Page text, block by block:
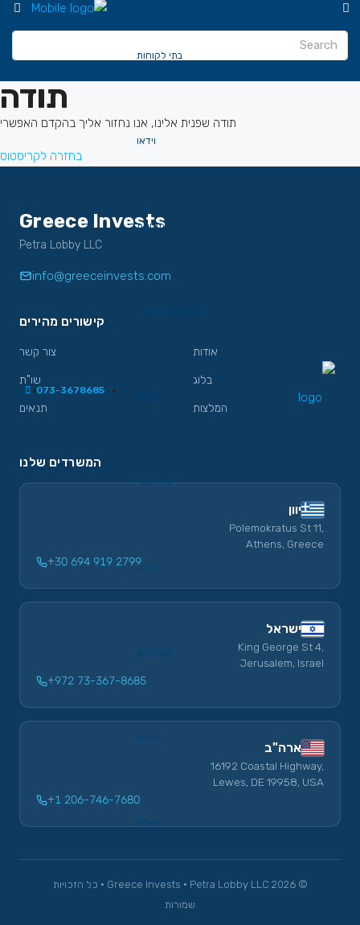
בתי לקוחות
וידאו
תמונות
צור קשר
בלוג
ממליצים
אודות
שו”ת
073-3678685
תודה
תודה שפנית אלינו, אנו נחזור אליך בהקדם האפשרי
בחזרה לקריסטוס
Greece Invests
Petra Lobby LLC
info@greeceinvests.com
קישורים מהירים
אודות
בלוג
המלצות
צור קשר
שו"ת
תנאים
המשרדים שלנו
יוון
Polemokratus St 11,
Athens, Greece
+30 694 919 2799
ישראל
King George St 4,
Jerusalem, Israel
+972 73-367-8685
ארה"ב
16192 Coastal Highway,
Lewes, DE 19958, USA
+1 206-746-7680
© 2026 Greece Invests · Petra Lobby LLC · כל הזכויות
שמורות